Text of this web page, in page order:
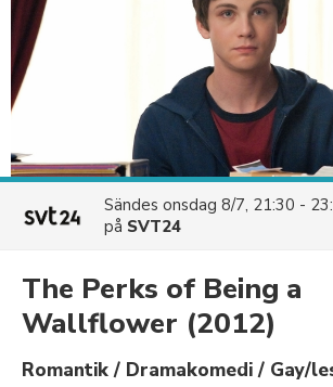
Sändes onsdag 8/7, 21:30 -
på SVT24
The Perks of Being a
Wallflower (2012)
Romantik / Dramakomedi / Gay/